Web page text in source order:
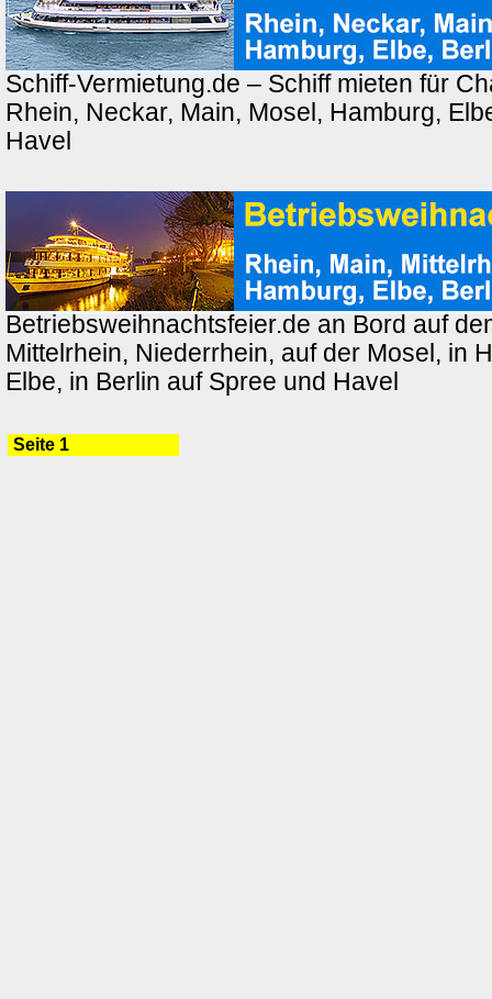
Schiff-Vermietung.de – Schiff mieten für
Rhein, Neckar, Main, Mosel, Hamburg,
Havel
Betriebsweihnachtsfeier.de an Bord auf
Mittelrhein, Niederrhein, auf der Mosel, in
Elbe, in Berlin auf Spree und Havel
Seite 1